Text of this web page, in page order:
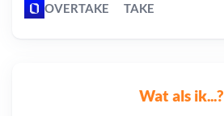
Wat als ik...?
OVERTAKE TAKE